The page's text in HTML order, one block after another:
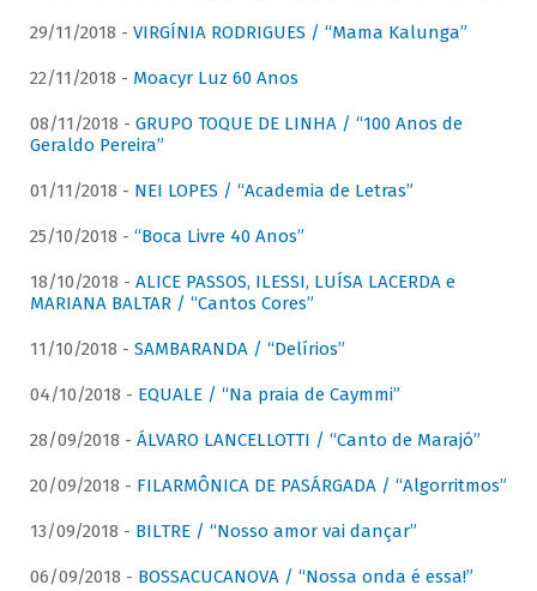
29/11/2018 - VIRGÍNIA RODRIGUES / “Mama Kalunga”
22/11/2018 - Moacyr Luz 60 Anos
08/11/2018 - GRUPO TOQUE DE LINHA / “100 Anos de
Geraldo Pereira”
01/11/2018 - NEI LOPES / “Academia de Letras”
25/10/2018 - “Boca Livre 40 Anos”
18/10/2018 - ALICE PASSOS, ILESSI, LUÍSA LACERDA e
MARIANA BALTAR / “Cantos Cores”
11/10/2018 - SAMBARANDA / “Delírios”
04/10/2018 - EQUALE / “Na praia de Caymmi”
28/09/2018 - ÁLVARO LANCELLOTTI / “Canto de Marajó”
20/09/2018 - FILARMÔNICA DE PASÁRGADA / “Algorritmos”
13/09/2018 - BILTRE / “Nosso amor vai dançar”
06/09/2018 - BOSSACUCANOVA / “Nossa onda é essa!”